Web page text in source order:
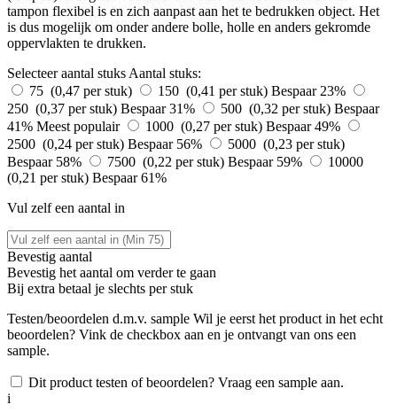
tampon flexibel is en zich aanpast aan het te bedrukken object. Het
is dus mogelijk om onder andere bolle, holle en anders gekromde
oppervlakten te drukken.
Selecteer aantal stuksAantal stuks:
75 (0,47 per stuk)
150 (0,41 per stuk) Bespaar 23%
250 (0,37 per stuk) Bespaar 31% 500 (0,32 per stuk) Bespaar
41% Meest populair 1000 (0,27 per stuk) Bespaar 49%
2500 (0,24 per stuk) Bespaar 56%
5000 (0,23 per stuk)
Bespaar 58%
7500 (0,22 per stuk) Bespaar 59%
10000
(0,21 per stuk) Bespaar 61%
Vul zelf een aantal in
Bevestig aantal
Bevestig het aantal om verder te gaan
Bij extra betaal je slechts per stuk
Testen/beoordelen d.m.v. sample Wil je eerst het product in het echt
beoordelen? Vink de checkbox aan en je ontvangt van ons een
sample.
Dit product testen of beoordelen? Vraag een sample aan.
i